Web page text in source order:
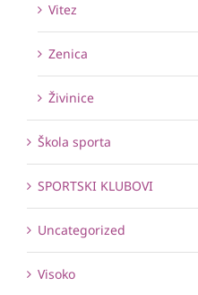
Vitez
Zenica
Živinice
Škola sporta
SPORTSKI KLUBOVI
Uncategorized
Visoko